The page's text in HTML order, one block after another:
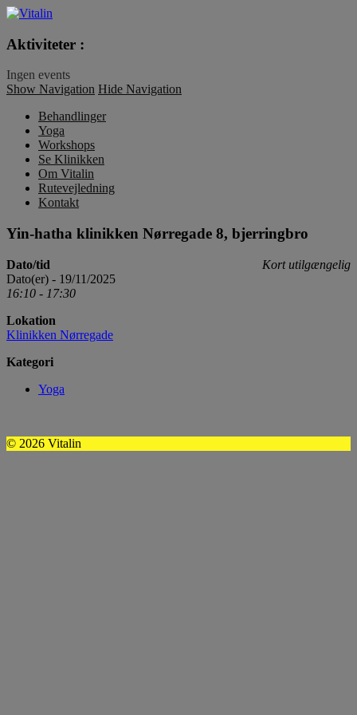
Aktiviteter :
Ingen events
Show Navigation Hide Navigation
Behandlinger
Yoga
Workshops
Se Klinikken
Om Vitalin
Rutevejledning
Kontakt
Yin-hatha klinikken Nørregade 8, bjerringbro
Kort utilgængelig
Dato/tid
Dato(er) - 19/11/2025
16:10 - 17:30
Lokation
Klinikken Nørregade
Kategori
Yoga
© 2026 Vitalin